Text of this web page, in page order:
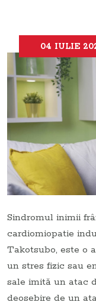
04 IULIE
Sindromul inimii
cardiomiopatie
Takotsubo, este o
un stres fizic sau
sale imită un atac
deosebire de un